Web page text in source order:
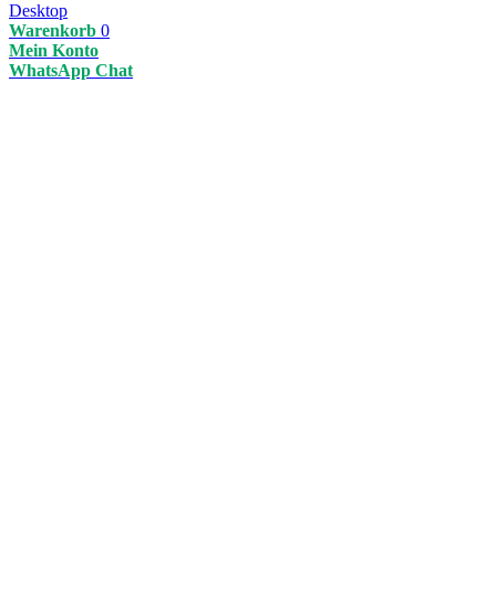
Desktop
Warenkorb 0
Mein Konto
WhatsApp Chat